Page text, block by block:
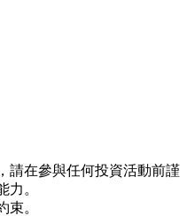
請在參與任何投資活動前謹
力。
束。